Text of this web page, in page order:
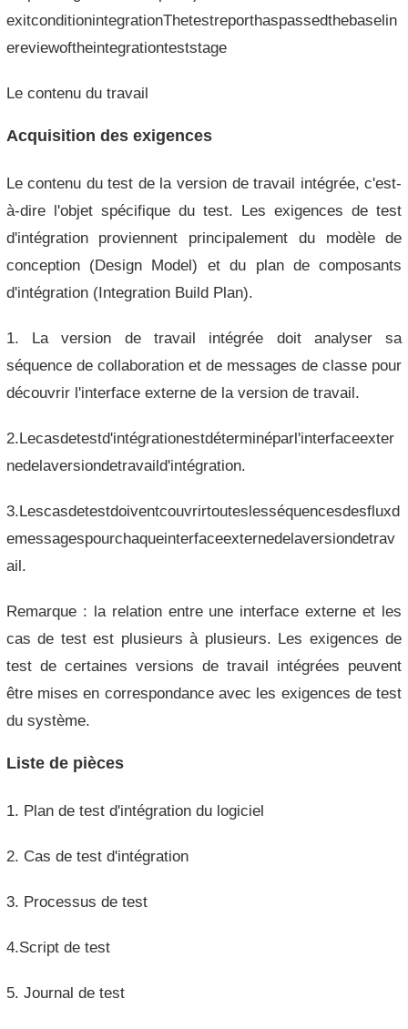
exitconditionintegrationThetestreporthaspassedthebaselin
ereviewoftheintegrationteststage
Le contenu du travail
Acquisition des exigences
Le contenu du test de la version de travail intégrée, c'est-
à-dire l'objet spécifique du test. Les exigences de test
d'intégration proviennent principalement du modèle de
conception (Design Model) et du plan de composants
d'intégration (Integration Build Plan).
1. La version de travail intégrée doit analyser sa
séquence de collaboration et de messages de classe pour
découvrir l'interface externe de la version de travail.
2.Lecasdetestd'intégrationestdéterminéparl'interfaceexter
nedelaversiondetravaild'intégration.
3.Lescasdetestdoiventcouvrirtouteslesséquencesdesfluxd
emessagespourchaqueinterfaceexternedelaversiondetrav
ail.
Remarque : la relation entre une interface externe et les
cas de test est plusieurs à plusieurs. Les exigences de
test de certaines versions de travail intégrées peuvent
être mises en correspondance avec les exigences de test
du système.
Liste de pièces
1. Plan de test d'intégration du logiciel
2. Cas de test d'intégration
3. Processus de test
4.Script de test
5. Journal de test